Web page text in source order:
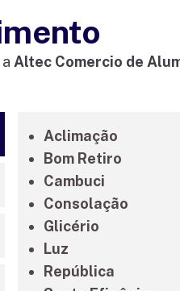
aAltec Comercio de
Aclimação
Bom Retiro
Cambuci
Consolação
Glicério
Luz
República